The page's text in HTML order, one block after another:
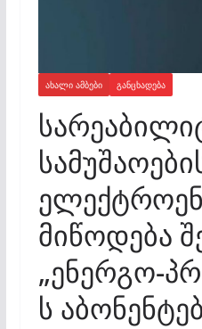
ᲐᲮᲐᲚᲘ ᲐᲛᲑᲔᲑᲘ ᲒᲐᲜᲪᲮᲐᲓᲔᲑᲐ
მიწოდება
„ენერგო-
ს